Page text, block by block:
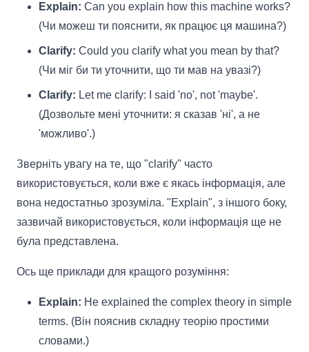
Explain: Can you explain how this machine works?
(Чи можеш ти пояснити, як працює ця машина?)
Clarify: Could you clarify what you mean by that?
(Чи міг би ти уточнити, що ти мав на увазі?)
Clarify: Let me clarify: I said 'no', not 'maybe'.
(Дозвольте мені уточнити: я сказав 'ні', а не
'можливо'.)
Зверніть увагу на те, що "clarify" часто
використовується, коли вже є якась інформація, але
вона недостатньо зрозуміла. "Explain", з іншого боку,
зазвичай використовується, коли інформація ще не
була представлена.
Ось ще приклади для кращого розуміння:
Explain: He explained the complex theory in simple
terms. (Він пояснив складну теорію простими
словами.)